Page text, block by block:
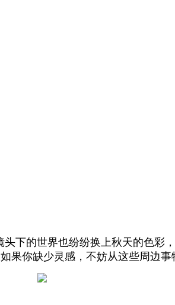
的世界也纷纷换上秋天的色彩
果你缺少灵感，不妨从这些周边事